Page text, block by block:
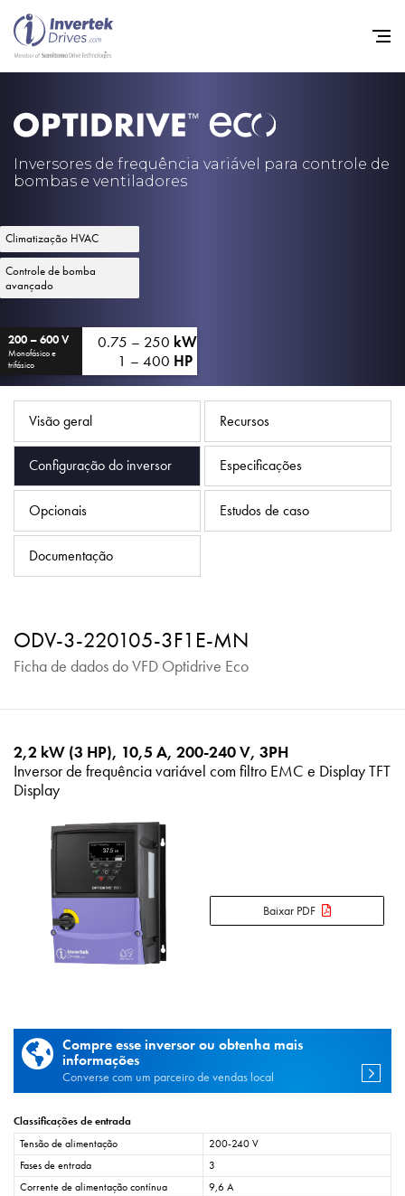
Inversores de frequência variável para controle de
bombas e ventiladores
Climatização HVAC
Controle de bomba
avançado
200 – 600 V
Monofásico e
trifásico
0.75 – 250 kW
1 – 400 HP
Visão geral Recursos
Configuração do inversor Especificações
Opcionais Estudos de caso
Documentação
ODV-3-220105-3F1E-MN
Ficha de dados do VFD Optidrive Eco
2,2 kW (3 HP), 10,5 A, 200-240 V, 3PH
Inversor de frequência variável com filtro EMC e Display TFT
Display
Baixar PDF
Compre esse inversor ou obtenha mais
informações
Converse com um parceiro de vendas local
Classificações de entrada
Tensão de alimentação
200-240 V
Fases de entrada
3
Corrente de alimentação contínua
9,6 A
Início
Inversores de frequência
Mapa do site
iSource Logar